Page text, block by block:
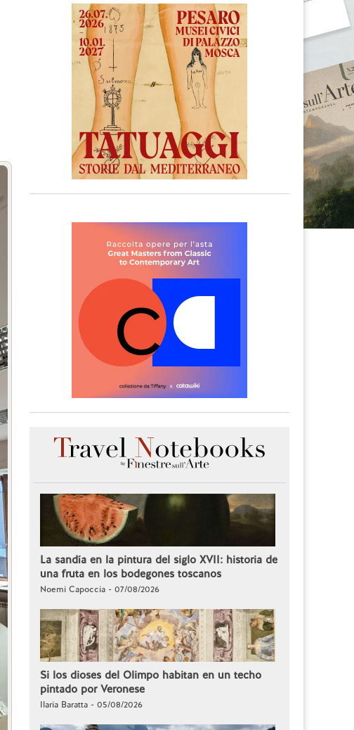
La sandía en la pintura del siglo XVII: historia de
una fruta en los bodegones toscanos
Noemi Capoccia - 07/08/2026
Si los dioses del Olimpo habitan en un techo
pintado por Veronese
Ilaria Baratta - 05/08/2026